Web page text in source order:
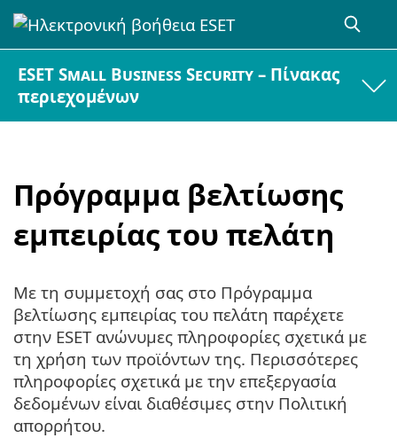
ESET Small Business Security – Πίνακας
περιεχομένων
Πρόγραμμα βελτίωσης
εμπειρίας του πελάτη
Με τη συμμετοχή σας στο Πρόγραμμα
βελτίωσης εμπειρίας του πελάτη παρέχετε
στην ESET ανώνυμες πληροφορίες σχετικά με
τη χρήση των προϊόντων της. Περισσότερες
πληροφορίες σχετικά με την επεξεργασία
δεδομένων είναι διαθέσιμες στην Πολιτική
απορρήτου.